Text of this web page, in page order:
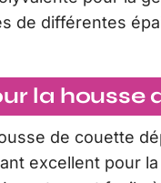
de différentes
la housse
de couette
excellent pour